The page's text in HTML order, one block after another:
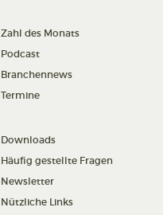
Zahl des Monats
Podcast
Branchennews
Termine
Downloads
Häufig gestellte Fragen
Newsletter
Nützliche Links